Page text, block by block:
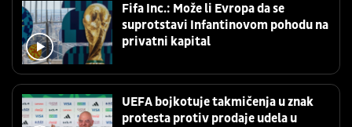
Fifa Inc.: Može li Evropa da se
suprotstavi Infantinovom pohodu na
privatni kapital
UEFA bojkotuje takmičenja u znak
protesta protiv prodaje udela u